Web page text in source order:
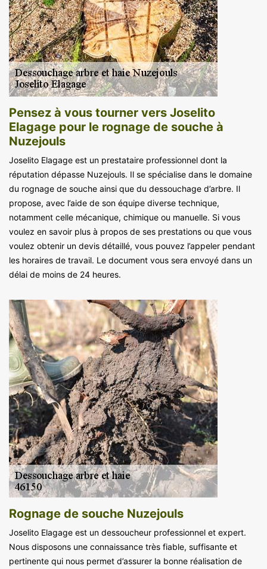
Pensez à vous tourner vers Joselito
Elagage pour le rognage de souche à
Nuzejouls
Joselito Elagage est un prestataire professionnel dont la
réputation dépasse Nuzejouls. Il se spécialise dans le domaine
du rognage de souche ainsi que du dessouchage d’arbre. Il
propose, avec l’aide de son équipe diverse technique,
notamment celle mécanique, chimique ou manuelle. Si vous
voulez en savoir plus à propos de ses prestations ou que vous
voulez obtenir un devis détaillé, vous pouvez l’appeler pendant
les horaires de travail. Le document vous sera envoyé dans un
délai de moins de 24 heures.
Rognage de souche Nuzejouls
Joselito Elagage est un dessoucheur professionnel et expert.
Nous disposons une connaissance très fiable, suffisante et
pertinente qui nous permet d’assurer la bonne réalisation de